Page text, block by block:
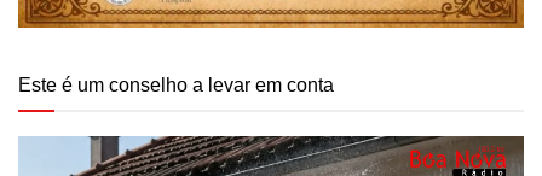
Este é um conselho a levar em conta